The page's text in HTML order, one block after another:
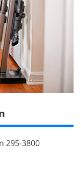
295-3800